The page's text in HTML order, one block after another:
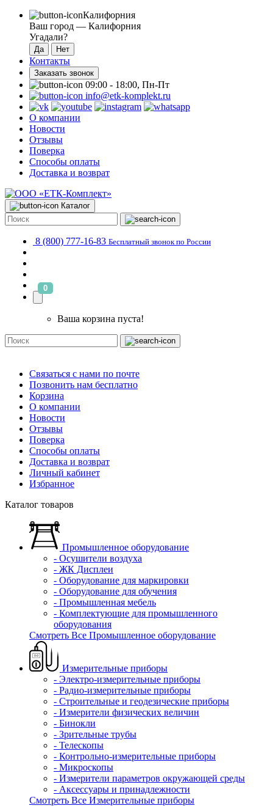
Калифорния
Ваш город — Калифорния
Угадали?
Контакты
Заказать звонок
09:00 - 18:00, Пн-Пт
info@etk-komplekt.ru
О компании
Новости
Отзывы
Поверка
Способы оплаты
Доставка и возврат
Каталог
8 (800) 777-16-83 Бесплатный звонок по России
0
Ваша корзина пуста!
Связаться с нами по почте
Позвонить нам бесплатно
Корзина
О компании
Новости
Отзывы
Поверка
Способы оплаты
Доставка и возврат
Личный кабинет
Избранное
Каталог товаров
Промышленное оборудование
- Осушители воздуха
- ЖК Дисплеи
- Оборудование для маркировки
- Оборудование для обучения
- Промышленная мебель
- Комплектующие для промышленного
оборудования
Смотреть Все Промышленное оборудование
Измерительные приборы
- Электро-измерительные приборы
- Радио-измерительные приборы
- Строительные и геодезические приборы
- Измерители физических величин
- Бинокли
- Зрительные трубы
- Телескопы
- Контрольно-измерительные приборы
- Микроскопы
- Измерители параметров окружающей среды
- Аксессуары и принадлежности
Смотреть Все Измерительные приборы